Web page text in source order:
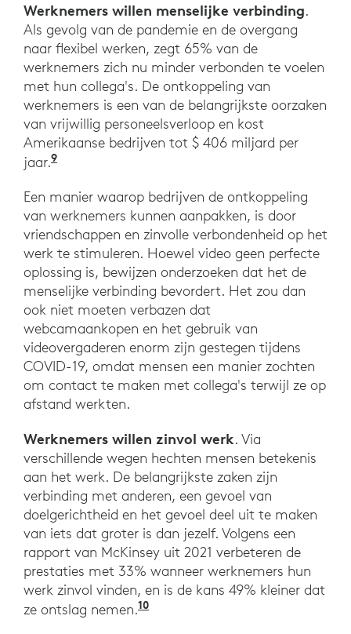
Werknemers willen menselijke verbinding.
Als gevolg van de pandemie en de overgang
naar flexibel werken, zegt 65% van de
werknemers zich nu minder verbonden te voelen
met hun collega's. De ontkoppeling van
werknemers is een van de belangrijkste oorzaken
van vrijwillig personeelsverloop en kost
Amerikaanse bedrijven tot $ 406 miljard per
jaar.9
Een manier waarop bedrijven de ontkoppeling
van werknemers kunnen aanpakken, is door
vriendschappen en zinvolle verbondenheid op het
werk te stimuleren. Hoewel video geen perfecte
oplossing is, bewijzen onderzoeken dat het de
menselijke verbinding bevordert. Het zou dan
ook niet moeten verbazen dat
webcamaankopen en het gebruik van
videovergaderen enorm zijn gestegen tijdens
COVID-19, omdat mensen een manier zochten
om contact te maken met collega's terwijl ze op
afstand werkten.
Werknemers willen zinvol werk. Via
verschillende wegen hechten mensen betekenis
aan het werk. De belangrijkste zaken zijn
verbinding met anderen, een gevoel van
doelgerichtheid en het gevoel deel uit te maken
van iets dat groter is dan jezelf. Volgens een
rapport van McKinsey uit 2021 verbeteren de
prestaties met 33% wanneer werknemers hun
werk zinvol vinden, en is de kans 49% kleiner dat
ze ontslag nemen.10